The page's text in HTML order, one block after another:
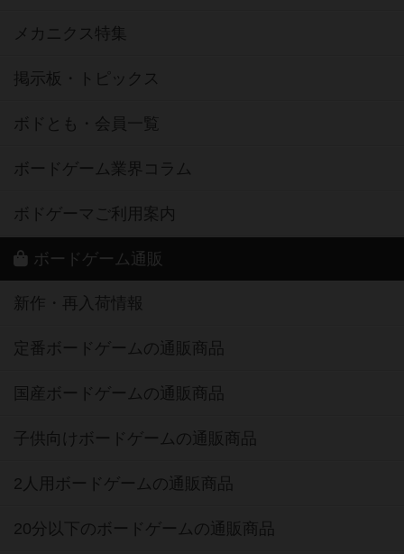
メカニクス特集
掲示板・トピックス
ボドとも・会員一覧
ボードゲーム業界コラム
ボドゲーマご利用案内
ボードゲーム通販
新作・再入荷情報
定番ボードゲームの通販商品
国産ボードゲームの通販商品
子供向けボードゲームの通販商品
2人用ボードゲームの通販商品
20分以下のボードゲームの通販商品